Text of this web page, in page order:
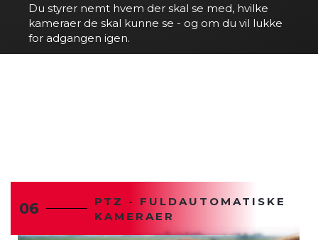
Du styrer nemt hvem der skal se med, hvilke
kameraer de skal kunne se - og om du vil lukke
for adgangen igen.
06
PTZ - FULDAUTOMATISKE
KAMERAER